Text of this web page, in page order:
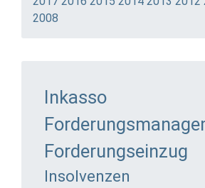
2008
Inkasso
Forderungseinzug
Insolvenzen